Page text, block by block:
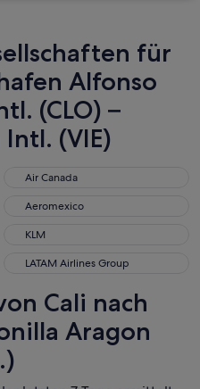
für
Alfonso
(CLO) –
(VIE)
Air Canada
Air Canada
Aeromexico
Aeromexico
KLM
KLM
LATAM Airlines Group
LATAM Airlines Group
Cali nach
Aragon